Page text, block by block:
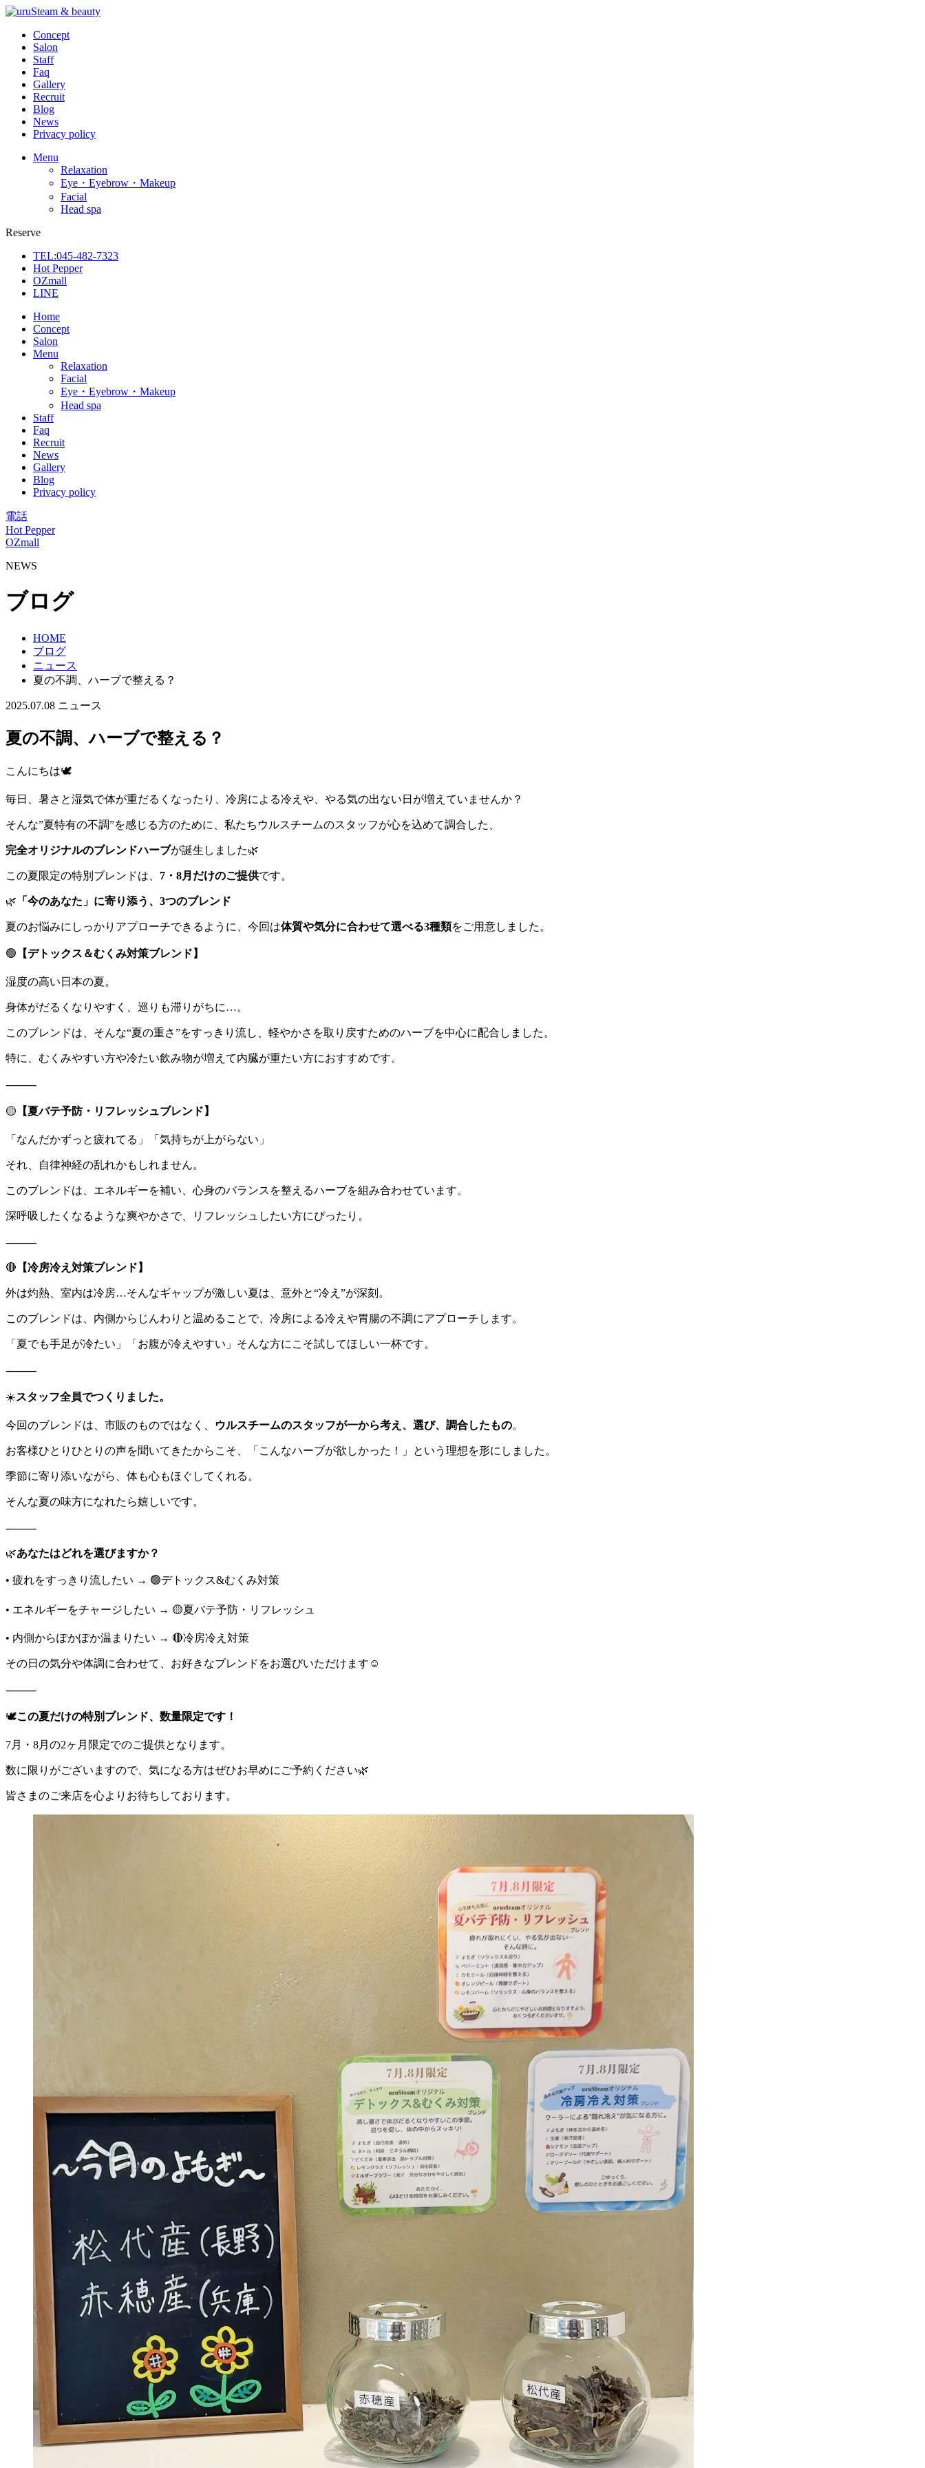
Concept
Salon
Staff
Faq
Gallery
Recruit
Blog
News
Privacy policy
Menu
Relaxation
Eye・Eyebrow・Makeup
Facial
Head spa
Reserve
TEL:045-482-7323
Hot Pepper
OZmall
LINE
Home
Concept
Salon
Menu
Relaxation
Facial
Eye・Eyebrow・Makeup
Head spa
Staff
Faq
Recruit
News
Gallery
Blog
Privacy policy
電話
Hot Pepper
OZmall
NEWS
ブログ
HOME
ブログ
ニュース
夏の不調、ハーブで整える？
2025.07.08 ニュース
夏の不調、ハーブで整える？
こんにちは🕊️
毎日、暑さと湿気で体が重だるくなったり、冷房による冷えや、やる気の出ない日が増えていませんか？
そんな”夏特有の不調”を感じる方のために、私たちウルスチームのスタッフが心を込めて調合した、
完全オリジナルのブレンドハーブが誕生しました🌿
この夏限定の特別ブレンドは、 7・8月だけのご提供です。
🌿 「今のあなた」に寄り添う、3つのブレンド
夏のお悩みにしっかりアプローチできるように、今回は体質や気分に合わせて選べる3種類をご用意しました。
🟢 【デトックス＆むくみ対策ブレンド】
湿度の高い日本の夏。
身体がだるくなりやすく、巡りも滞りがちに…。
このブレンドは、そんな“夏の重さ”をすっきり流し、軽やかさを取り戻すためのハーブを中心に配合しました。
特に、むくみやすい方や冷たい飲み物が増えて内臓が重たい方におすすめです。
⸻
🟡 【夏バテ予防・リフレッシュブレンド】
「なんだかずっと疲れてる」「気持ちが上がらない」
それ、自律神経の乱れかもしれません。
このブレンドは、エネルギーを補い、心身のバランスを整えるハーブを組み合わせています。
深呼吸したくなるような爽やかさで、リフレッシュしたい方にぴったり。
⸻
🔴 【冷房冷え対策ブレンド】
外は灼熱、室内は冷房…そんなギャップが激しい夏は、意外と“冷え”が深刻。
このブレンドは、内側からじんわりと温めることで、冷房による冷えや胃腸の不調にアプローチします。
「夏でも手足が冷たい」「お腹が冷えやすい」そんな方にこそ試してほしい一杯です。
⸻
☀️スタッフ全員でつくりました。
今回のブレンドは、市販のものではなく、 ウルスチームのスタッフが一から考え、選び、調合したもの。
お客様ひとりひとりの声を聞いてきたからこそ、「こんなハーブが欲しかった！」という理想を形にしました。
季節に寄り添いながら、体も心もほぐしてくれる。
そんな夏の味方になれたら嬉しいです。
⸻
🌿あなたはどれを選びますか？
• 疲れをすっきり流したい → 🟢デトックス&むくみ対策
• エネルギーをチャージしたい → 🟡夏バテ予防・リフレッシュ
• 内側からぽかぽか温まりたい → 🔴冷房冷え対策
その日の気分や体調に合わせて、お好きなブレンドをお選びいただけます☺️
⸻
🕊️この夏だけの特別ブレンド、数量限定です！
7月・8月の2ヶ月限定でのご提供となります。
数に限りがございますので、気になる方はぜひお早めにご予約ください🌿
皆さまのご来店を心よりお待ちしております。